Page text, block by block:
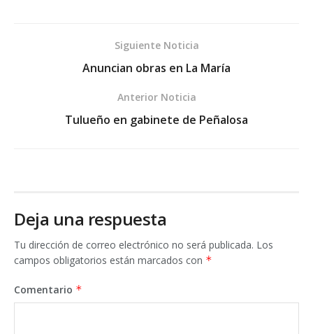
Siguiente Noticia
Anuncian obras en La María
Anterior Noticia
Tulueño en gabinete de Peñalosa
Deja una respuesta
Tu dirección de correo electrónico no será publicada. Los
campos obligatorios están marcados con *
Comentario *